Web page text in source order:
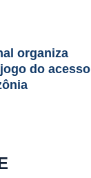
organiza
do acesso